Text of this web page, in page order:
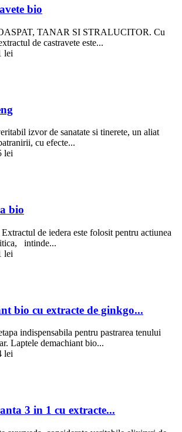
bio
TANAR SI STRALUCITOR. Cu
de castravete este...
lei
izvor de sanatate si tinerete, un aliat
cu efecte...
lei
bio
de iedera este folosit pentru actiunea
intinde...
lei
bio cu extracte de ginkgo...
indispensabila pentru pastrarea tenului
Laptele demachiant bio...
lei
3 in 1 cu extracte...